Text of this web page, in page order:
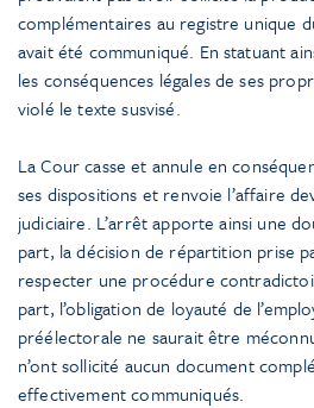
complémentaires au registre unique
avait été communiqué. En statuant
les conséquences légales de ses
violé le texte susvisé.
La Cour casse et annule en
ses dispositions et renvoie l’affaire
judiciaire. L’arrêt apporte ainsi une
part, la décision de répartition prise
respecter une procédure
part, l’obligation de loyauté de
préélectorale ne saurait être
n’ont sollicité aucun document
effectivement communiqués.